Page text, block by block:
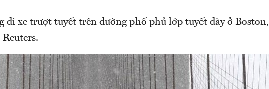
đi xe trượt tuyết trên đường phố phủ lớp tuyết dày ở Boston,